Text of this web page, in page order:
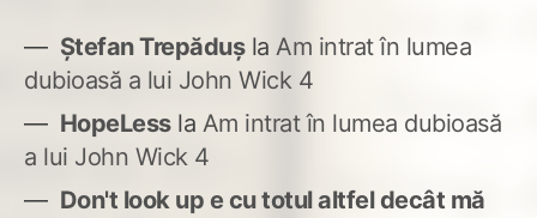
Ștefan Trepădușla Am intrat în lumea
dubioasă a lui John Wick 4
HopeLessla Am intrat în lumea dubioasă
a lui John Wick 4
Don't look up e cu totul altfel decât mă